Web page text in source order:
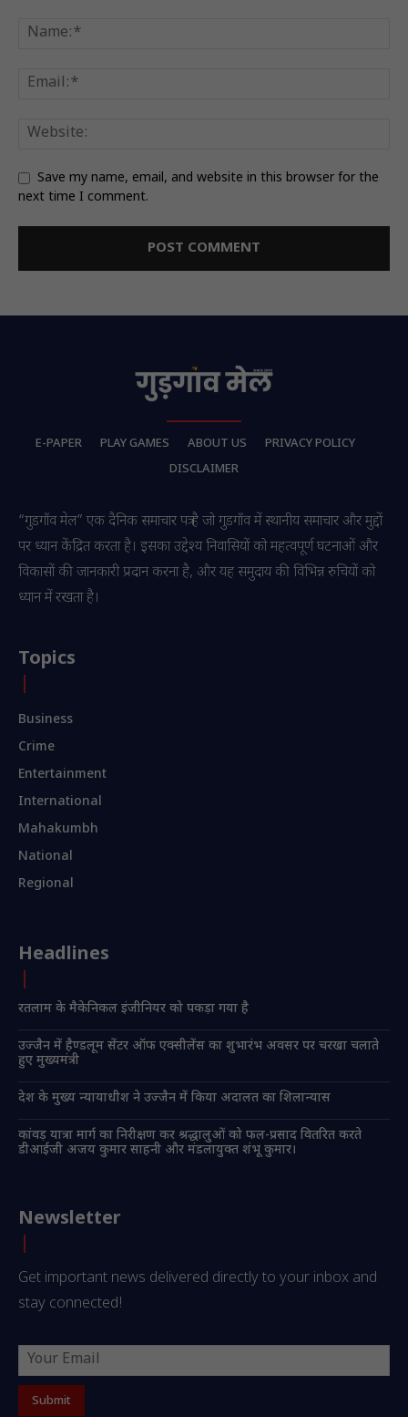
Save my name, email, and website in this browser for the
next time I comment.
E-PAPER PLAY GAMES ABOUT US
PRIVACY POLICY
DISCLAIMER
“गुडगाँव मेल” एक दैनिक समाचार पत्र है जो गुडगाँव में स्थानीय समाचार और मुद्दों
पर ध्यान केंद्रित करता है। इसका उद्देश्य निवासियों को महत्वपूर्ण घटनाओं और
विकासों की जानकारी प्रदान करना है, और यह समुदाय की विभिन्न रुचियों को
ध्यान में रखता है।
Topics
Business
Crime
Entertainment
International
Mahakumbh
National
Regional
Headlines
रतलाम के मैकेनिकल इंजीनियर को पकड़ा गया है
उज्जैन में हैण्डलूम सेंटर ऑफ एक्सीलेंस का शुभारंभ अवसर पर चरखा चलाते
हुए मुख्यमंत्री
देश के मुख्य न्यायाधीश ने उज्जैन में किया अदालत का शिलान्यास
कांवड़ यात्रा मार्ग का निरीक्षण कर श्रद्धालुओं को फल-प्रसाद वितरित करते
डीआईजी अजय कुमार साहनी और मंडलायुक्त शंभू कुमार।
Newsletter
Get important news delivered directly to your inbox and
stay connected!